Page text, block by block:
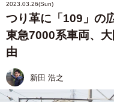
2023.03.26(Sun)
つり革に「109」の
東急7000系車両、
由
新田 浩之